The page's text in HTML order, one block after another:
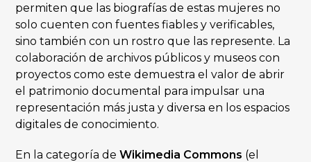
permiten que las biografías de estas mujeres no
solo cuenten con fuentes fiables y verificables,
sino también con un rostro que las represente. La
colaboración de archivos públicos y museos con
proyectos como este demuestra el valor de abrir
el patrimonio documental para impulsar una
representación más justa y diversa en los espacios
digitales de conocimiento.
En la categoría deWikimedia Commons (el